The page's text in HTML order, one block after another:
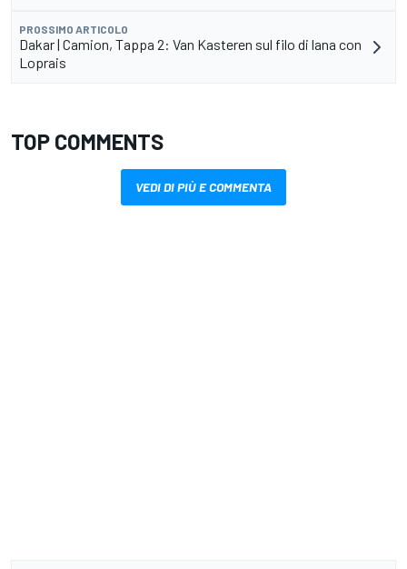
PROSSIMO ARTICOLO
Dakar | Camion, Tappa 2: Van Kasteren sul filo di lana con
Loprais
TOP COMMENTS
VEDI DI PIÙ E COMMENTA